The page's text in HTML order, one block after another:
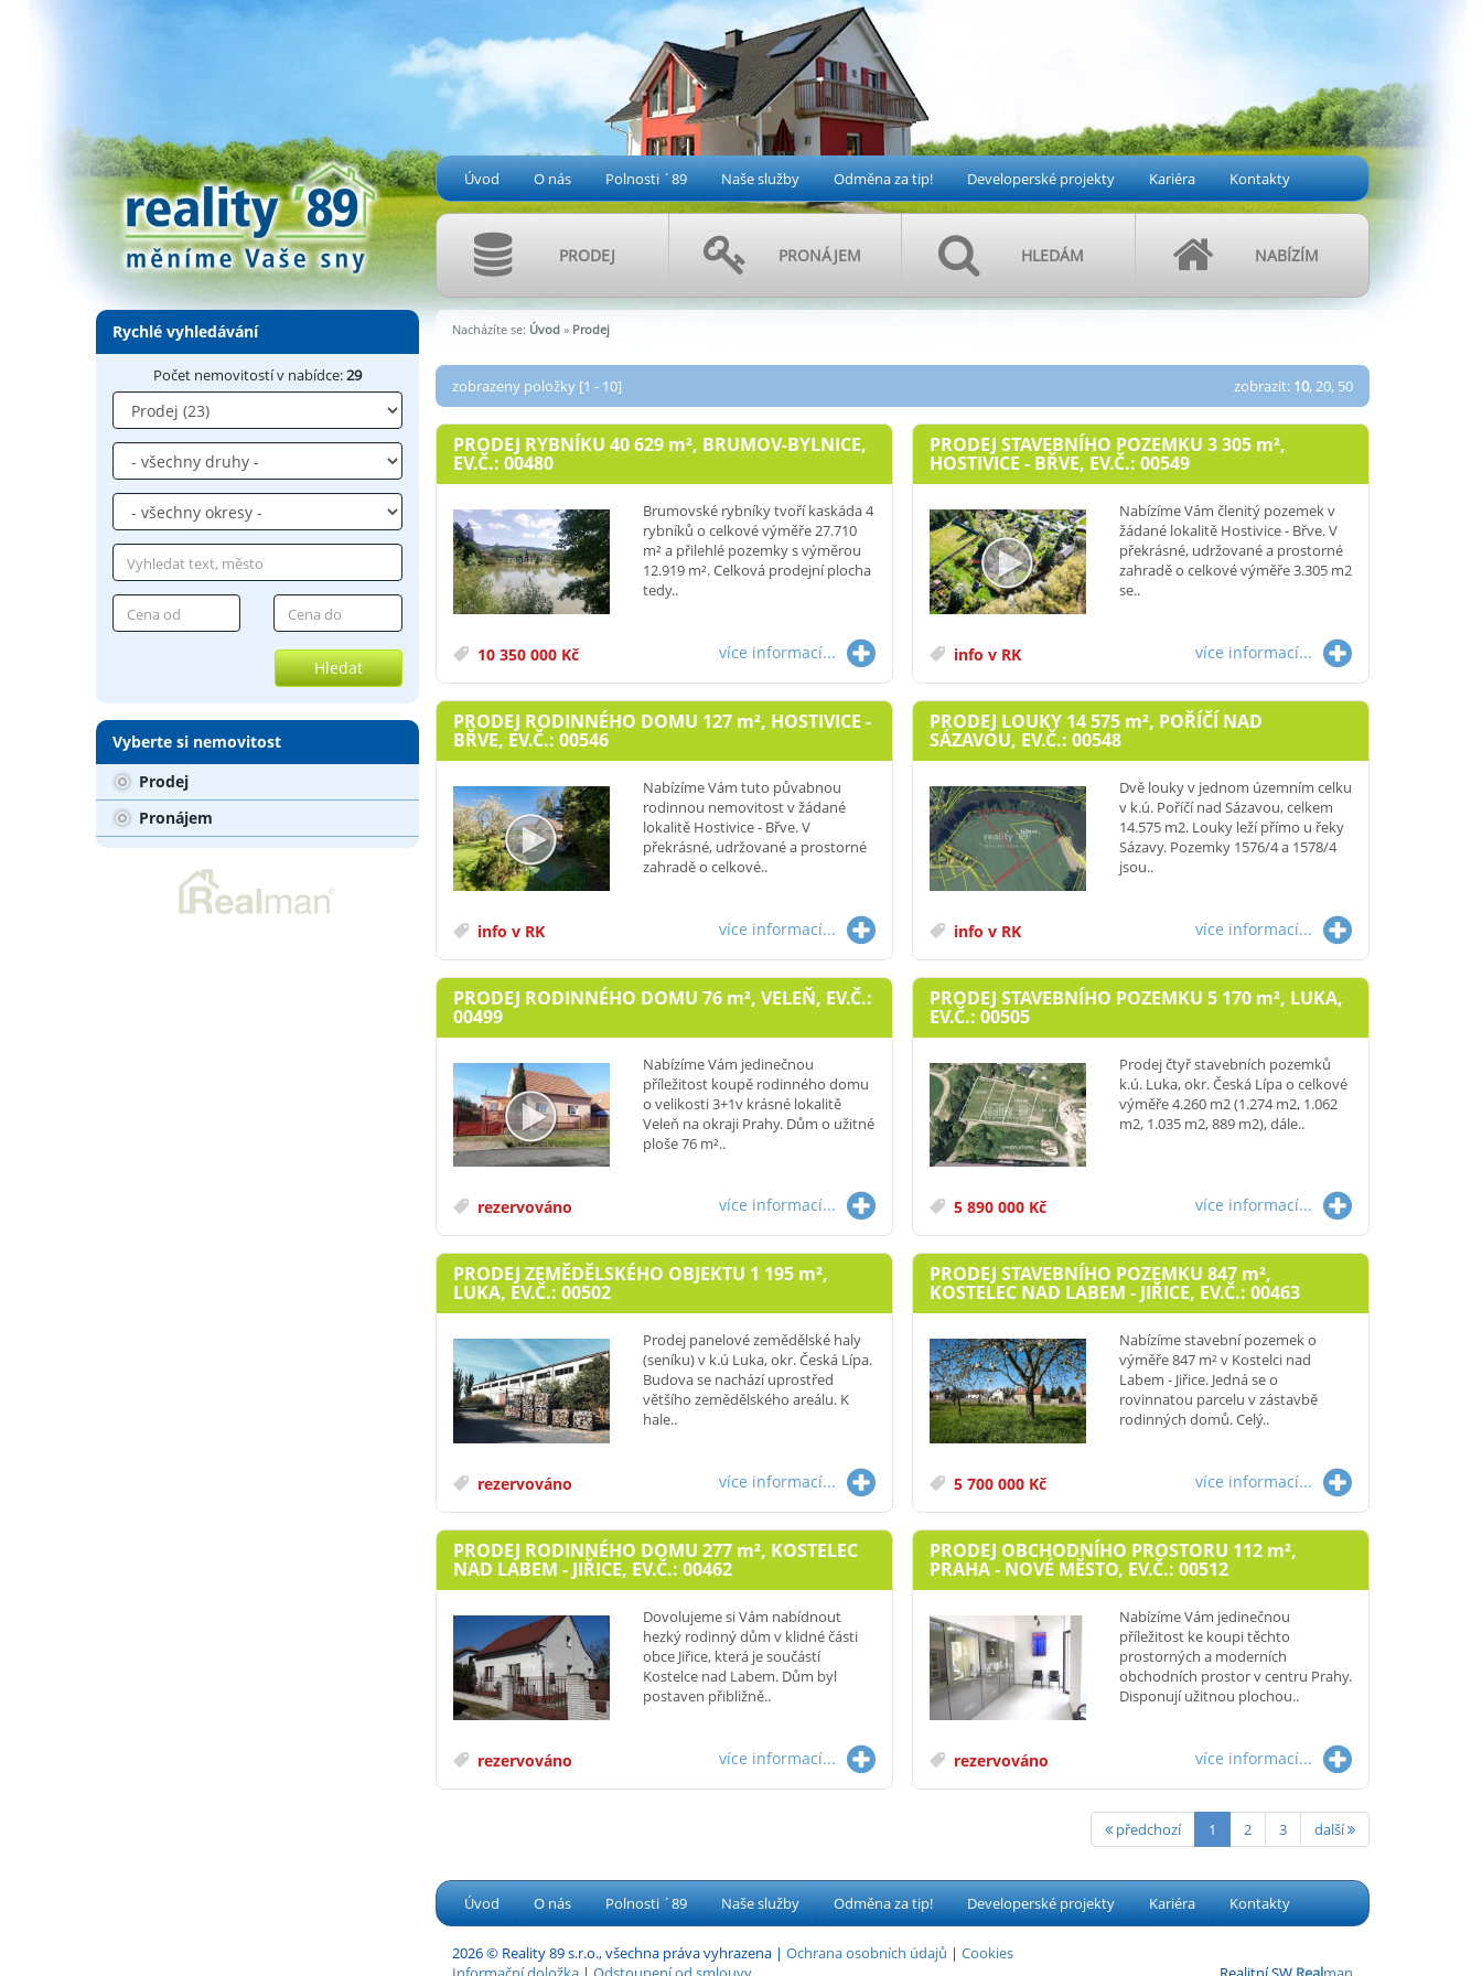
Úvod O nás Polnosti ´89 Naše služby Odměna za tip! Developerské projekty Kariéra Kontakty
PRODEJ PRONÁJEM HLEDÁM NABÍZÍM
Rychlé vyhledávání
Počet nemovitostí v nabídce:29
Hledat
Vyberte si nemovitost
Prodej
Pronájem
Nacházíte se: Úvod » Prodej
zobrazeny položky [1 - 10] zobrazit: 10, 20, 50
PRODEJ RYBNÍKU 40 629 m², BRUMOV-BYLNICE,
EV.Č.: 00480
Brumovské rybníky tvoří kaskáda 4
rybníků o celkové výměře 27.710
m² a přilehlé pozemky s výměrou
12.919 m². Celková prodejní plocha
tedy..
10 350 000 Kč více informací...
PRODEJ STAVEBNÍHO POZEMKU 3 305 m²,
HOSTIVICE - BŘVE, EV.Č.: 00549
Nabízíme Vám členitý pozemek v
žádané lokalitě Hostivice - Břve. V
překrásné, udržované a prostorné
zahradě o celkové výměře 3.305 m2
se..
info v RK více informací...
PRODEJ RODINNÉHO DOMU 127 m², HOSTIVICE -
BŘVE, EV.Č.: 00546
Nabízíme Vám tuto půvabnou
rodinnou nemovitost v žádané
lokalitě Hostivice - Břve. V
překrásné, udržované a prostorné
zahradě o celkové..
info v RK více informací...
PRODEJ LOUKY 14 575 m², POŘÍČÍ NAD
SÁZAVOU, EV.Č.: 00548
Dvě louky v jednom územním celku
v k.ú. Poříčí nad Sázavou, celkem
14.575 m2. Louky leží přímo u řeky
Sázavy. Pozemky 1576/4 a 1578/4
jsou..
info v RK více informací...
PRODEJ RODINNÉHO DOMU 76 m², VELEŇ, EV.Č.:
00499
Nabízíme Vám jedinečnou
příležitost koupě rodinného domu
o velikosti 3+1v krásné lokalitě
Veleň na okraji Prahy. Dům o užitné
ploše 76 m²..
rezervováno více informací...
PRODEJ STAVEBNÍHO POZEMKU 5 170 m², LUKA,
EV.Č.: 00505
Prodej čtyř stavebních pozemků
k.ú. Luka, okr. Česká Lípa o celkové
výměře 4.260 m2 (1.274 m2, 1.062
m2, 1.035 m2, 889 m2), dále..
5 890 000 Kč více informací...
PRODEJ ZEMĚDĚLSKÉHO OBJEKTU 1 195 m²,
LUKA, EV.Č.: 00502
Prodej panelové zemědělské haly
(seníku) v k.ú Luka, okr. Česká Lípa.
Budova se nachází uprostřed
většího zemědělského areálu. K
hale..
rezervováno více informací...
PRODEJ STAVEBNÍHO POZEMKU 847 m²,
KOSTELEC NAD LABEM - JIŘICE, EV.Č.: 00463
Nabízíme stavební pozemek o
výměře 847 m² v Kostelci nad
Labem - Jiřice. Jedná se o
rovinnatou parcelu v zástavbě
rodinných domů. Celý..
5 700 000 Kč více informací...
PRODEJ RODINNÉHO DOMU 277 m², KOSTELEC
NAD LABEM - JIŘICE, EV.Č.: 00462
Dovolujeme si Vám nabídnout
hezký rodinný dům v klidné části
obce Jiřice, která je součástí
Kostelce nad Labem. Dům byl
postaven přibližně..
rezervováno více informací...
PRODEJ OBCHODNÍHO PROSTORU 112 m²,
PRAHA - NOVÉ MĚSTO, EV.Č.: 00512
Nabízíme Vám jedinečnou
příležitost ke koupi těchto
prostorných a moderních
obchodních prostor v centru Prahy.
Disponují užitnou plochou..
rezervováno více informací...
předchozí 1 2 3 další
Úvod O nás Polnosti ´89 Naše služby Odměna za tip! Developerské projekty Kariéra Kontakty
2026 © Reality 89 s.r.o., všechna práva vyhrazena | Ochrana osobních údajů | Cookies